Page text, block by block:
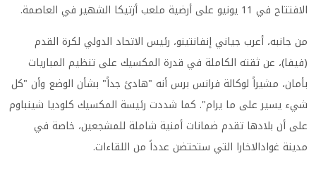
الافتتاح في 11 يونيو على أرضية ملعب أزتيكا الشهير في العاصمة.
من جانبه، أعرب جياني إنفانتينو، رئيس الاتحاد الدولي لكرة القدم
(فيفا)، عن ثقته الكاملة في قدرة المكسيك على تنظيم المباريات
بأمان، مشيراً لوكالة فرانس برس أنه "هادئ جداً" بشأن الوضع وأن "كل
شيء يسير على ما يرام". كما شددت رئيسة المكسيك كلوديا شينباوم
على أن بلادها تقدم ضمانات أمنية شاملة للمشجعين، خاصة في
مدينة غوادالاخارا التي ستحتضن عدداً من اللقاءات.